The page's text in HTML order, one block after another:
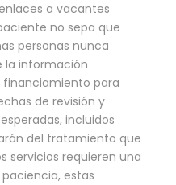
a vacantes
no sepa que
personas nunca
la información
para
de revisión y
incluidos
del tratamiento que
servicios requieren una
estas